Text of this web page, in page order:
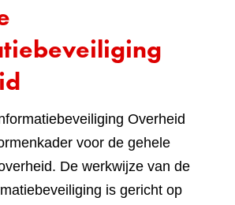
Overheid
voor de gehele
De werkwijze van de
is gericht op